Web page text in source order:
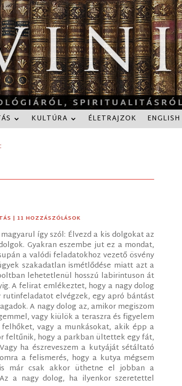
KULTÚRA ÉLETRAJZOK ENGLISH
| 11 HOZZÁSZÓLÁSOK
így szól: Élvezd a kis dolgokat az
Gyakran eszembe jut ez a mondat,
a valódi feladatokhoz vezető ösvény
szakadatlan ismétlődése miatt azt a
lehetetlenül hosszú labirintuson át
A felirat emlékeztet, hogy a nagy dolog
elvégzek, egy apró bántást
A nagy dolog az, amikor megiszom
vagy kiülök a teraszra és figyelem
vagy a munkásokat, akik épp a
feltűnik, hogy a parkban ültettek egy fát,
ha észreveszem a kutyáját sétáltató
a felismerés, hogy a kutya mégsem
már csak akkor üthetne el jobban a
a nagy dolog, ha ilyenkor szeretettel